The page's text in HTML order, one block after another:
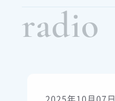
radio
2025年10月07日